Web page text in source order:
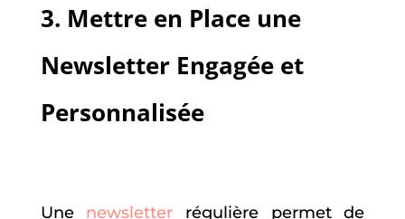
3. Mettre en Place une
Newsletter Engagée et
Personnalisée
Une newsletter régulière permet de